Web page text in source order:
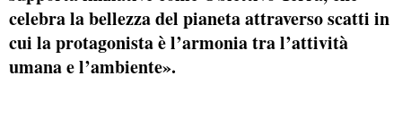
celebra la bellezza del pianeta attraverso scatti in
cui la protagonista è l’armonia tra l’attività
umana e l’ambiente».